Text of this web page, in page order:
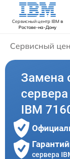
Сервисный центр IBM в
Ростове-на-Дону
Сервисный
Замена
сервера
IBM
сервера